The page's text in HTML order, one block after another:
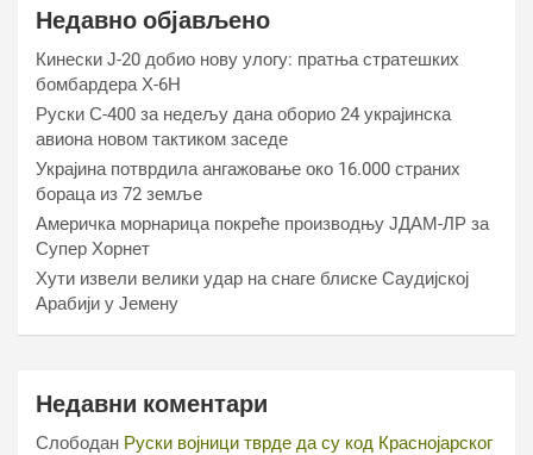
Недавно објављено
Кинески Ј-20 добио нову улогу: пратња стратешких
бомбардера Х-6Н
Руски С-400 за недељу дана оборио 24 украјинска
авиона новом тактиком заседе
Украјина потврдила ангажовање око 16.000 страних
бораца из 72 земље
Америчка морнарица покреће производњу ЈДАМ-ЛР за
Супер Хорнет
Хути извели велики удар на снаге блиске Саудијској
Арабији у Јемену
Недавни коментари
Слободан Руски војници тврде да су код Краснојарског